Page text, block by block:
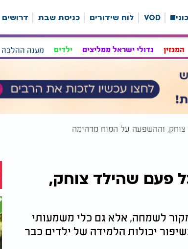
VOD לוח שידורים כניסת שבת דרושים
המגזין גדולי ישראל ממליצים ילדים מענה ההלכה
צוחק, וההשפעה על המוח מדהימה
פעם שהילד צוחק,
לשמחה, אלא גם כלי משמעותי
יכולות הלמידה של ילדים כבר